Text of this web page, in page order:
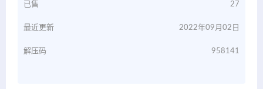
已售 27
最近更新 2022年09月02日
解压码 958141